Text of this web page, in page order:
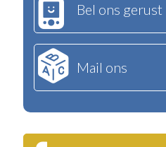
Bel ons gerust
Mail ons